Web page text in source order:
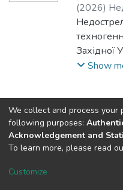
(2026)
Західної
наукова
Одеський
імені І. І.
Show
DSpace software
Cookie
We collect and process your
following purposes:
Acknowledgement and
To learn more, please read
Customize